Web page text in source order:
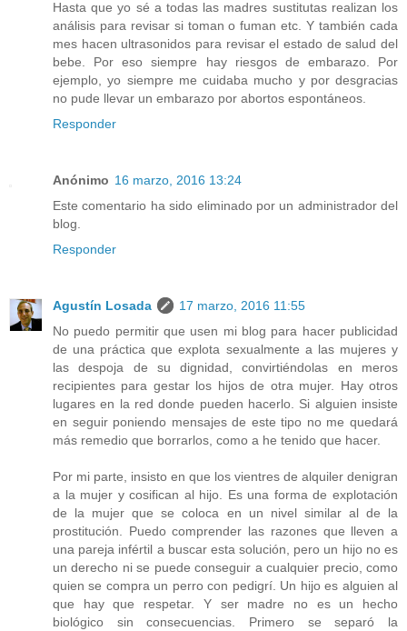
Hasta que yo sé a todas las madres sustitutas realizan los
análisis para revisar si toman o fuman etc. Y también cada
mes hacen ultrasonidos para revisar el estado de salud del
bebe. Por eso siempre hay riesgos de embarazo. Por
ejemplo, yo siempre me cuidaba mucho y por desgracias
no pude llevar un embarazo por abortos espontáneos.
Responder
Anónimo 16 marzo, 2016 13:24
Este comentario ha sido eliminado por un administrador del
blog.
Responder
Agustín Losada
17 marzo, 2016 11:55
No puedo permitir que usen mi blog para hacer publicidad
de una práctica que explota sexualmente a las mujeres y
las despoja de su dignidad, convirtiéndolas en meros
recipientes para gestar los hijos de otra mujer. Hay otros
lugares en la red donde pueden hacerlo. Si alguien insiste
en seguir poniendo mensajes de este tipo no me quedará
más remedio que borrarlos, como a he tenido que hacer.
Por mi parte, insisto en que los vientres de alquiler denigran
a la mujer y cosifican al hijo. Es una forma de explotación
de la mujer que se coloca en un nivel similar al de la
prostitución. Puedo comprender las razones que lleven a
una pareja infértil a buscar esta solución, pero un hijo no es
un derecho ni se puede conseguir a cualquier precio, como
quien se compra un perro con pedigrí. Un hijo es alguien al
que hay que respetar. Y ser madre no es un hecho
biológico sin consecuencias. Primero se separó la